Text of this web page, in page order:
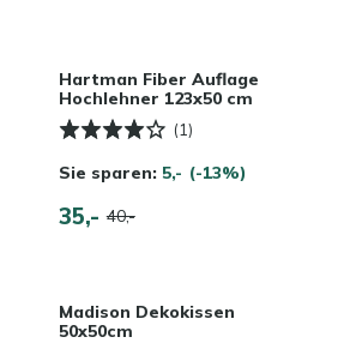
Hartman Fiber Auflage
Hochlehner 123x50 cm
(1)
Sie sparen: 5,- (-13%)
35,- 40,-
Madison Dekokissen
50x50cm